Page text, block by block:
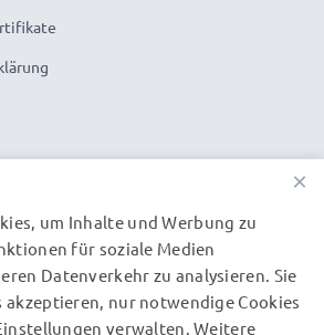
Leistung -
für bis zu 1000 Ladezyklen
Tests - Jede der
vor dem Einbau getestet
oder Tauschakku – der
CELLONIC bietet eine
sichere Stromversorgung zu
×
um Inhalte und Werbung zu
für soziale Medien
Datenverkehr zu analysieren. Sie
akzeptieren, nur notwendige Cookies
verwalten. Weitere